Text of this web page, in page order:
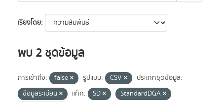
เรียงโดย
พบ 2 ชุดข้อมูล
การเข้าถึง: false รูปแบบ: CSV
ประเภทชุดข้อมูล:
ข้อมูลระเบียน
แท็ค: SD
StandardDGA